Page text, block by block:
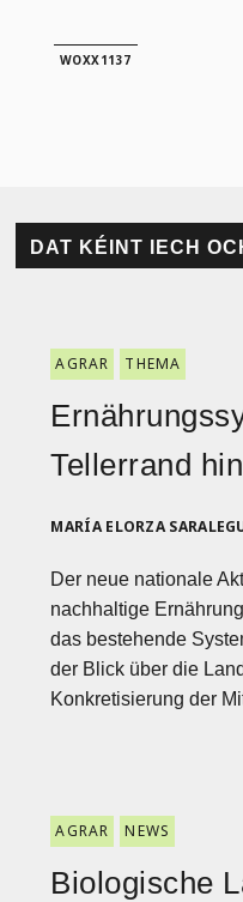
WOXX1137
DAT KÉINT IECH
AGRAR THEMA
Tellerrand
MARÍA ELORZA
Der neue nationale
nachhaltige
das bestehende
der Blick über die
Konkretisierung der
AGRAR NEWS
Biologische